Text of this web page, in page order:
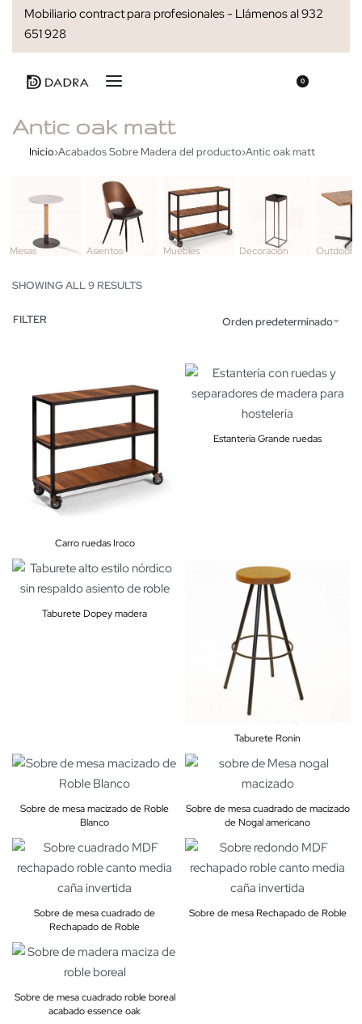
Mobiliario contract para profesionales - Llámenos al 932
651 928
0
Antic oak matt
Inicio›Acabados Sobre Madera del producto›Antic oak matt
Mesas Asientos Muebles Decoración Outdoor
SHOWING ALL 9 RESULTS
Orden predeterminado
FILTER
Carro ruedas Iroco
Estantería Grande ruedas
Taburete Dopey madera
Taburete Ronin
Sobre de mesa macizado de Roble
Blanco
Sobre de mesa cuadrado de macizado
de Nogal americano
Sobre de mesa cuadrado de
Rechapado de Roble
Sobre de mesa Rechapado de Roble
Sobre de mesa cuadrado roble boreal
acabado essence oak